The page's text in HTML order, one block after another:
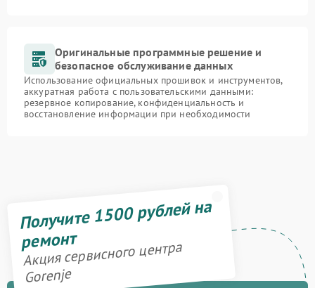
Оригинальные программные решение и
безопасное обслуживание данных
Использование официальных прошивок и инструментов,
аккуратная работа с пользовательскими данными:
резервное копирование, конфиденциальность и
восстановление информации при необходимости
Получите 1500 рублей на
ремонт
Акция сервисного центра
Gorenje